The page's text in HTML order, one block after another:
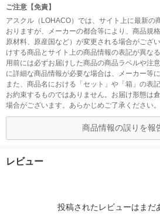
ご注意【免責】
アスクル（LOHACO）では、サイト上に最新の
おりますが、メーカーの都合等により、商品規
原材料、原産国など）が変更される場合がござ
けする商品とサイト上の商品情報の表記が異な
用前には必ずお届けした商品の商品ラベルや注
に詳細な商品情報が必要な場合は、メーカー等
また、商品名における「セット」や「箱」の表
お約束するものではありません。お届け形態は
場合がございます。あらかじめご了承ください。
商品情報の誤りを報
レビュー
投稿されたレビューはまだ